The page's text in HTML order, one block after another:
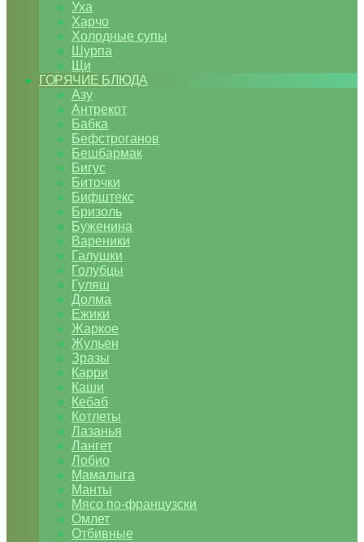
Уха
Харчо
Холодные супы
Шурпа
Щи
ГОРЯЧИЕ БЛЮДА
Азу
Антрекот
Бабка
Бефстроганов
Бешбармак
Бигус
Биточки
Бифштекс
Бризоль
Буженина
Вареники
Галушки
Голубцы
Гуляш
Долма
Ежики
Жаркое
Жульен
Зразы
Карри
Каши
Кебаб
Котлеты
Лазанья
Лангет
Лобио
Мамалыга
Манты
Мясо по-французски
Омлет
Отбивные